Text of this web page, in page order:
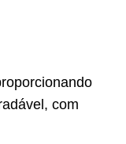
com